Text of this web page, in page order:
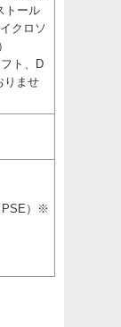
トール
クロソ
ト、D
りませ
PSE）※